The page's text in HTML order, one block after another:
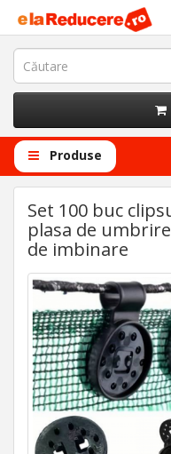
Produse
Set 100 buc
plasa de
de imbinare